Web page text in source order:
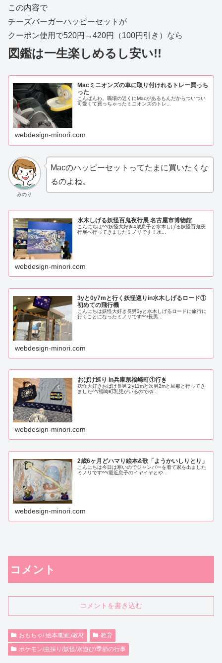
この内容で
チーズバーガーハッピーセットが
クーポン使用で520円→420円（100円引き）なら
図鑑は一生楽しめるし安い!!
Macミニオンズの車に取り付けれるトレー買っち
った
こんばんわ。職場の近くにMacがあるもんだからついつい
可愛くて買っちゃったミニオンズのトレ...
webdesign-minori.com
みのり
Macのハッピーセットってたまに買いたくな
るのよね。
水木しげる妖怪百鬼夜行展 名古屋市博物館
こんにちは^^/妖怪大好き4歳息子と水木しげる妖怪百鬼夜
行展へ行ってきましたミノリです！水...
webdesign-minori.com
3yと0y7mと行く妖怪巡りin水木しげるロード①
初めての飛行機
こんにちは妖怪大好き長男3yと水木しげるロードに旅行に
行くことになったミノリです^^/長男...
webdesign-minori.com
おばけ巡り in兵庫県福崎町①行き
妖怪大好きおばけ長男２y11mと次男2mと旦那と行ってき
ました^^/福崎町乳児がいるのでゆ...
webdesign-minori.com
2歳6ヶ月どハマり絵本&歌「ようかいしりとり」
こんにちは今日は寒いのでジャンバーを着て家を出ました
ミノリです^^/最近息子のイヤイヤとや...
webdesign-minori.com
コメント
コメントを書き込む
おもちゃ/ 絵本/動画/教材
教育
ポケモン/虫採り/妖怪/水遊び/季節の行事